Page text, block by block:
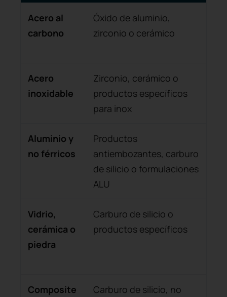
Acero al
carbono
Óxido de aluminio,
zirconio o cerámico
Acero
inoxidable
Zirconio, cerámico o
productos específicos
para inox
Aluminio y
no férricos
Productos
antiembozantes, carburo
de silicio o formulaciones
ALU
Vidrio,
cerámica o
piedra
Carburo de silicio o
productos específicos
Composite
Carburo de silicio, no